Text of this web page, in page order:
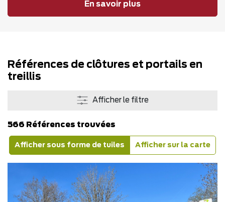
En savoir plus
Références de clôtures et portails en
treillis
Afficher le filtre
566 Références trouvées
Afficher sous forme de tuiles Afficher sur la carte